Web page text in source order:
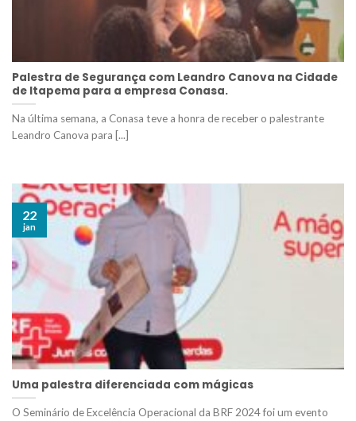
Palestra de Segurança com Leandro Canova na Cidade
de Itapema para a empresa Conasa.
Na última semana, a Conasa teve a honra de receber o palestrante
Leandro Canova para [...]
Uma palestra diferenciada com mágicas
O Seminário de Excelência Operacional da BRF 2024 foi um evento
22
jan